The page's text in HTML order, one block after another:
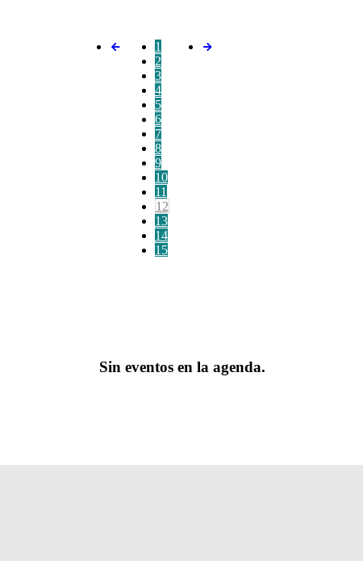
1
2
3
4
5
6
7
8
9
10
11
12
13
14
15
Sin eventos en la agenda.